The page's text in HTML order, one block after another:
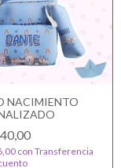
NACIMIENTO
con Transferencia